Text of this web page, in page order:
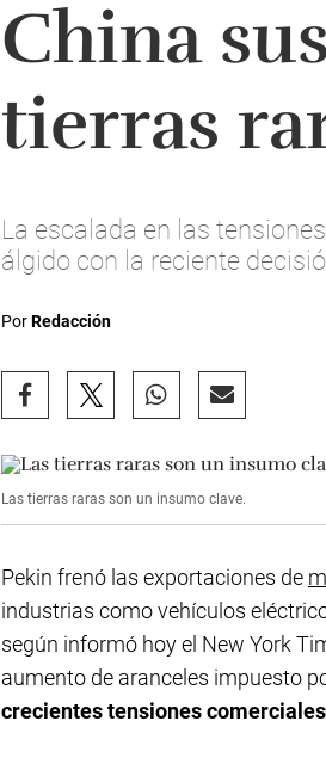
China
tierras
La escalada en las
álgido con la reciente
PorRedacción
Las tierras raras son un insumo clave.
Pekin frenó las exportaciones de
industrias como vehículos
según informó hoy el New York
aumento de aranceles impuesto
crecientes tensiones